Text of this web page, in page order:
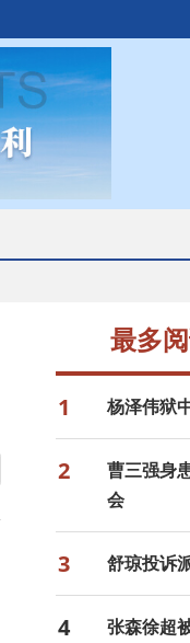
最多
1 杨泽伟狱
2
曹三强身
会
3 舒琼投诉
4 张森徐超